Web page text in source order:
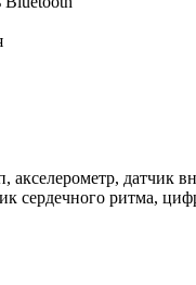
акселерометр, датчик
сердечного ритма,